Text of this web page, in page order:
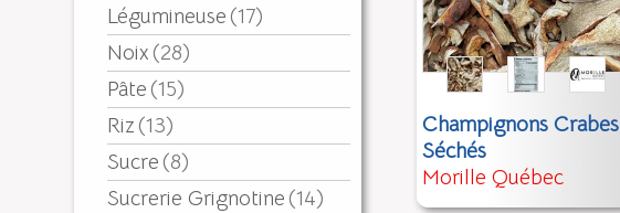
Légumineuse (17)
Noix (28)
Pâte (15)
Riz (13)
Sucre (8)
Sucrerie Grignotine (14)
Champignons Crabes
Séchés
Morille Québec